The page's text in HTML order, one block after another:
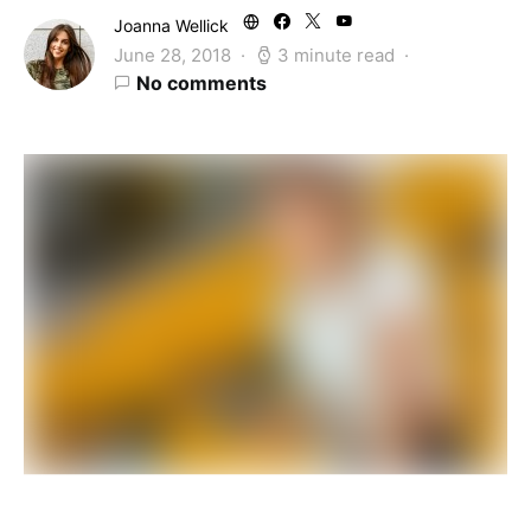
Joanna Wellick
June 28, 2018 3 minute read
No comments